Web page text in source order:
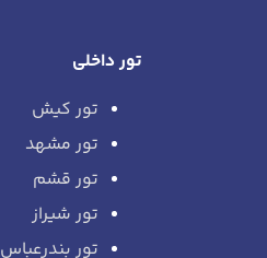
تور داخلی
تور کیش
تور مشهد
تور قشم
تور شیراز
تور بندرعباس